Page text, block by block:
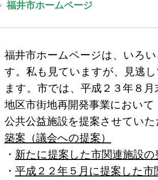
福井市ホームページ
福井市ホームページは、いろ
す。私も見ていますが、見逃
ます。市では、平成２３年８
地区市街地再開発事業において
公共公益施設を提案させてい
築案（議会への提案）
・ 新たに提案した市関連施設の
・ 平成２２年５月に提案した市